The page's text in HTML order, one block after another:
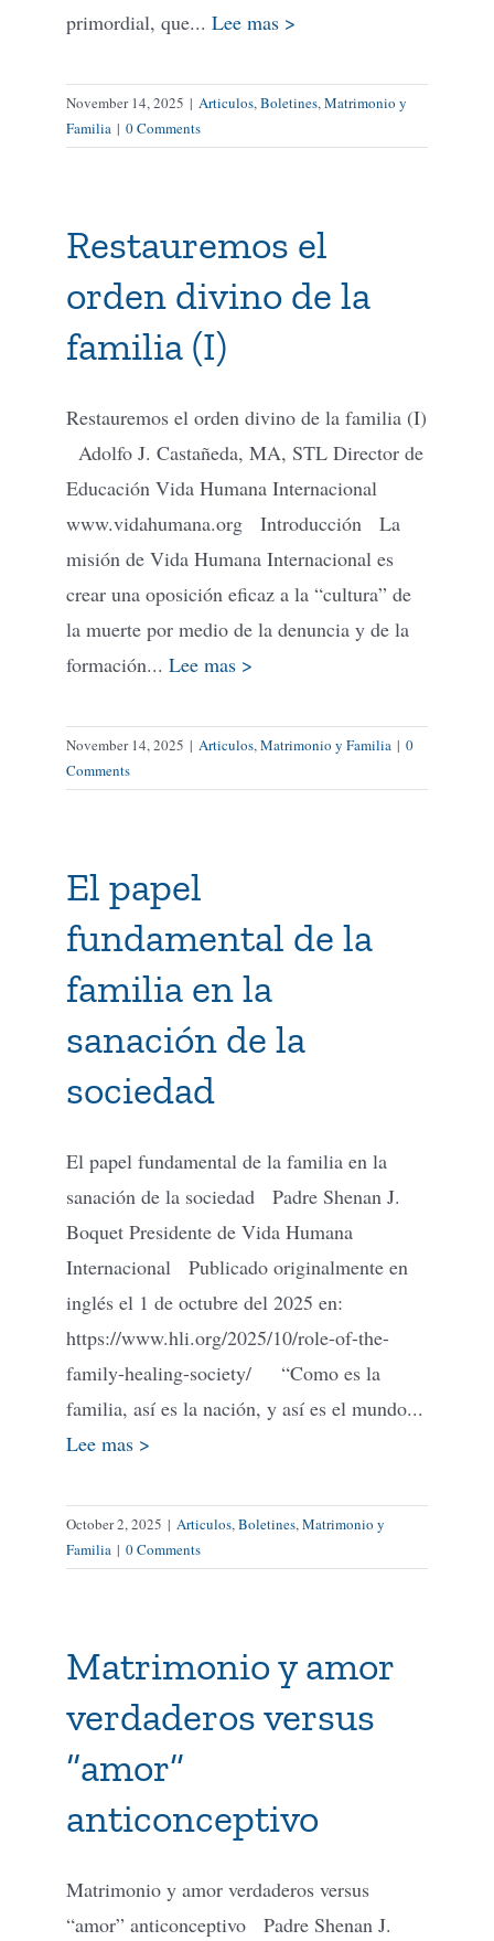
primordial, que... Lee mas >
November 14, 2025 | Articulos, Boletines, Matrimonio y
Familia | 0 Comments
Restauremos el
orden divino de la
familia (I)
Restauremos el orden divino de la familia (I)
Adolfo J. Castañeda, MA, STL Director de
Educación Vida Humana Internacional
www.vidahumana.org Introducción La
misión de Vida Humana Internacional es
crear una oposición eficaz a la “cultura” de
la muerte por medio de la denuncia y de la
formación... Lee mas >
November 14, 2025 | Articulos, Matrimonio y Familia | 0
Comments
El papel
fundamental de la
familia en la
sanación de la
sociedad
El papel fundamental de la familia en la
sanación de la sociedad Padre Shenan J.
Boquet Presidente de Vida Humana
Internacional Publicado originalmente en
inglés el 1 de octubre del 2025 en:
https://www.hli.org/2025/10/role-of-the-
family-healing-society/ “Como es la
familia, así es la nación, y así es el mundo...
Lee mas >
October 2, 2025 | Articulos, Boletines, Matrimonio y
Familia | 0 Comments
Matrimonio y amor
verdaderos versus
“amor”
anticonceptivo
Matrimonio y amor verdaderos versus
“amor” anticonceptivo Padre Shenan J.